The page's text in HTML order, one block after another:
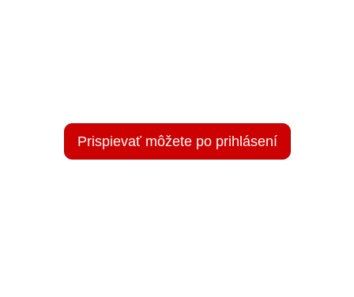
Prispievať môžete po prihlásení